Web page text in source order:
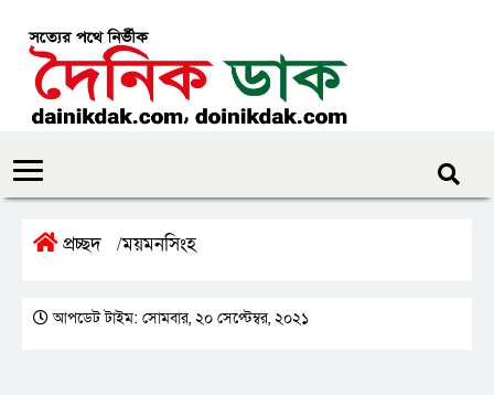
প্রচ্ছদ /ময়মনসিংহ
আপডেট টাইম: সোমবার, ২০ সেপ্টেম্বর, ২০২১